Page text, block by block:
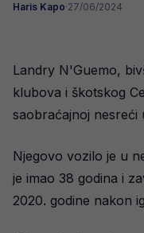
Haris Kapo·27/06/2024
Landry N'Guemo,
klubova i škotskog
saobraćajnoj nesreći
Njegovo vozilo je u
je imao 38 godina i
2020. godine nakon